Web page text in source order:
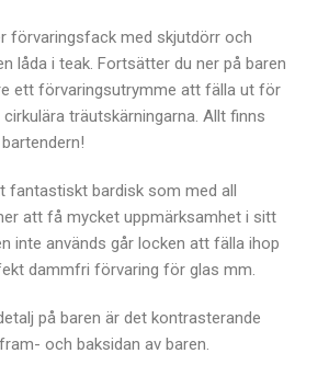
förvaringsfack med skjutdörr och
låda i teak. Fortsätter du ner på baren
ett förvaringsutrymme att fälla ut för
träutskärningarna. Allt finns
fantastiskt bardisk som med all
att få mycket uppmärksamhet i sitt
inte används går locken att fälla ihop
dammfri förvaring för glas mm.
på baren är det kontrasterande
och baksidan av baren.